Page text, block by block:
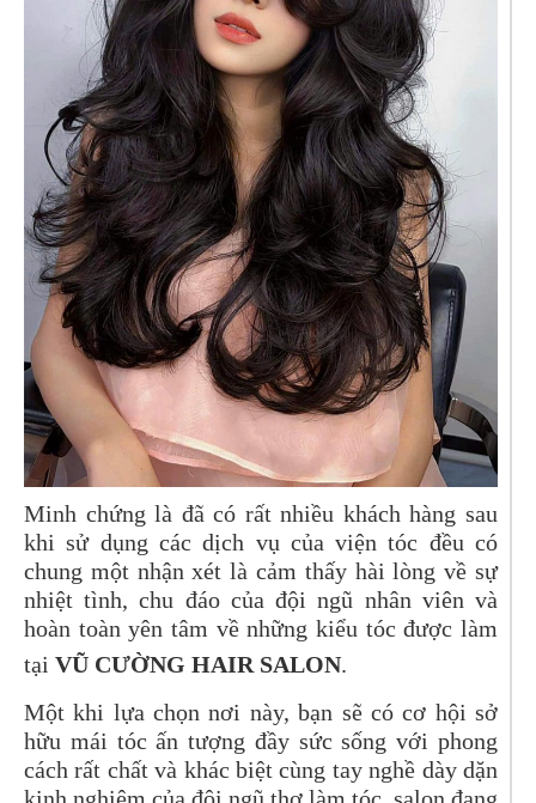
Minh chứng là đã có rất nhiều khách hàng sau
khi sử dụng các dịch vụ của viện tóc đều có
chung một nhận xét là cảm thấy hài lòng về sự
nhiệt tình, chu đáo của đội ngũ nhân viên và
hoàn toàn yên tâm về những kiểu tóc được làm
tại VŨ CƯỜNG HAIR SALON.
Một khi lựa chọn nơi này, bạn sẽ có cơ hội sở
hữu mái tóc ấn tượng đầy sức sống với phong
cách rất chất và khác biệt cùng tay nghề dày dặn